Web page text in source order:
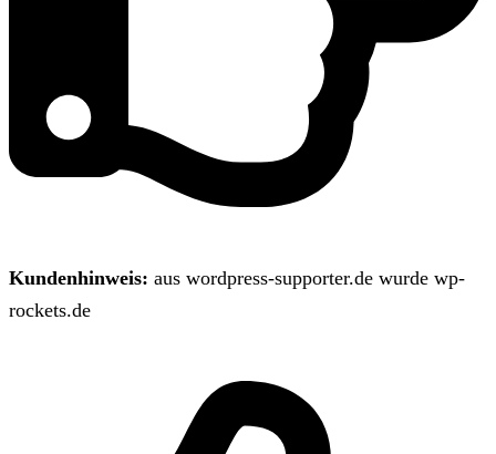
Kundenhinweis: aus wordpress-supporter.de wurde wp-
rockets.de